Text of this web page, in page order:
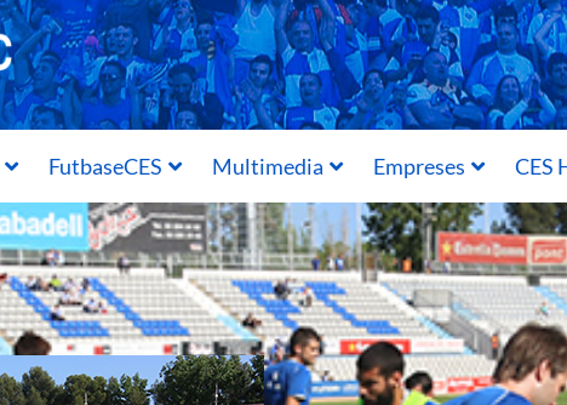
FutbaseCES Multimedia Empreses CES